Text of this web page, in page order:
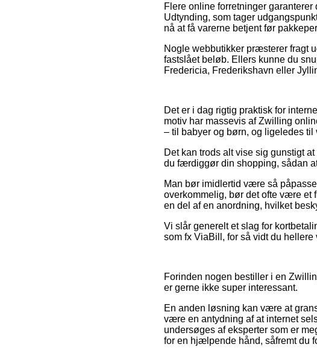
Flere online forretninger
Udtynding, som tager
nå at få varerne betjent før
Nogle webbutikker præsterer fragt
fastslået beløb. Ellers kunne du
Fredericia, Frederikshavn eller
Det er i dag rigtig praktisk for
motiv har massevis af Zwilling
– til babyer og børn, og ligeledes
Det kan trods alt vise sig gunstigt
du færdiggør din shopping, sådan
Man bør imidlertid være så
overkommelig, bør det ofte være et
en del af en anordning, hvilket
Vi slår generelt et slag for
som fx ViaBill, for så vidt du
Forinden nogen bestiller i en
er gerne ikke super interessant.
En anden løsning kan være at
være en antydning af at internet
undersøges af eksperter som er
for en hjælpende hånd, såfremt du